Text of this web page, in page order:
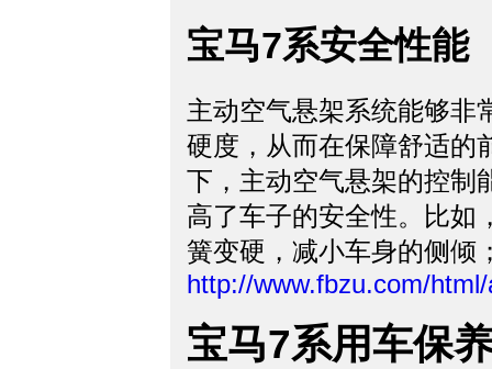
宝马7系安全性能
主动空气悬架系统能够非
硬度，从而在保障舒适的
下，主动空气悬架的控制
高了车子的安全性。比如
簧变硬，减小车身的侧倾
http://www.fbzu.com/
宝马7系用车保